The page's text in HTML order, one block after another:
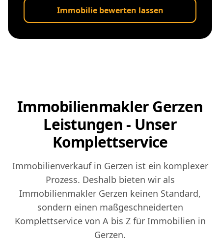
Immobilie bewerten lassen
Immobilienmakler Gerzen
Leistungen - Unser
Komplettservice
Immobilienverkauf in Gerzen ist ein komplexer
Prozess. Deshalb bieten wir als
Immobilienmakler Gerzen keinen Standard,
sondern einen maßgeschneiderten
Komplettservice von A bis Z für Immobilien in
Gerzen.